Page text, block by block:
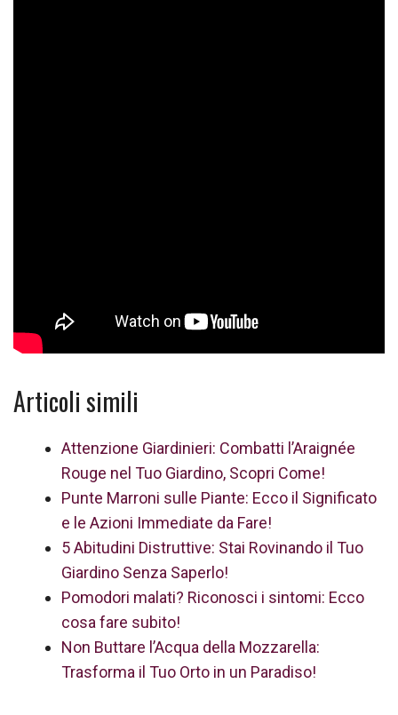
Articoli simili
Attenzione Giardinieri: Combatti l’Araignée
Rouge nel Tuo Giardino, Scopri Come!
Punte Marroni sulle Piante: Ecco il Significato
e le Azioni Immediate da Fare!
5 Abitudini Distruttive: Stai Rovinando il Tuo
Giardino Senza Saperlo!
Pomodori malati? Riconosci i sintomi: Ecco
cosa fare subito!
Non Buttare l’Acqua della Mozzarella:
Trasforma il Tuo Orto in un Paradiso!